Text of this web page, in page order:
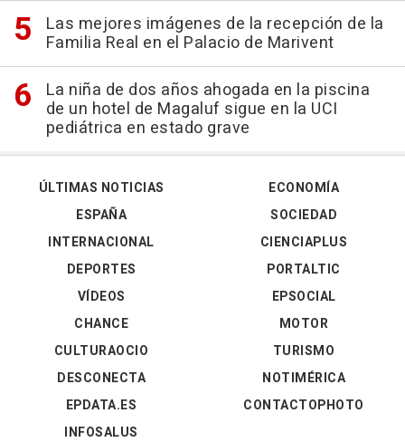
Las mejores imágenes de la recepción de la
Familia Real en el Palacio de Marivent
La niña de dos años ahogada en la piscina
de un hotel de Magaluf sigue en la UCI
pediátrica en estado grave
ÚLTIMAS NOTICIAS
ESPAÑA
INTERNACIONAL
DEPORTES
VÍDEOS
ECONOMÍA
SOCIEDAD
CIENCIAPLUS
PORTALTIC
EPSOCIAL
CHANCE
CULTURAOCIO
DESCONECTA
EPDATA.ES
INFOSALUS
MOTOR
TURISMO
NOTIMÉRICA
CONTACTOPHOTO